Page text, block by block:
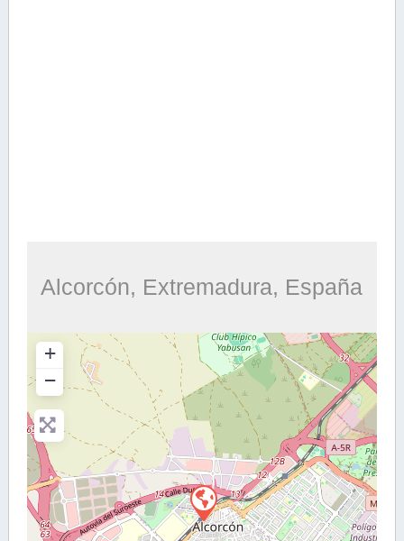
Alcorcón, Extremadura, España
+
−